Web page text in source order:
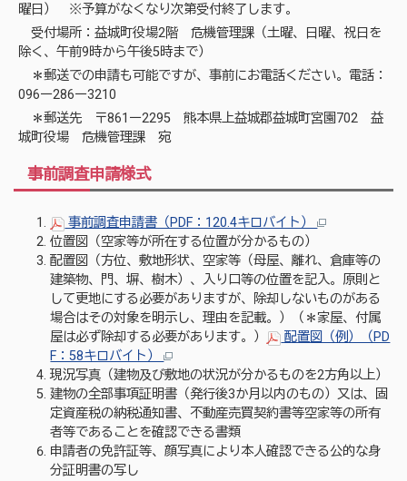
曜日） ※予算がなくなり次第受付終了します。
受付場所：益城町役場2階 危機管理課（土曜、日曜、祝日を
除く、午前9時から午後5時まで）
＊郵送での申請も可能ですが、事前にお電話ください。電話：
096ー286ー3210
＊郵送先 〒861ー2295 熊本県上益城郡益城町宮園702 益
城町役場 危機管理課 宛
事前調査申請様式
事前調査申請書（PDF：120.4キロバイト）
位置図（空家等が所在する位置が分かるもの）
配置図（方位、敷地形状、空家等（母屋、離れ、倉庫等の
建築物、門、塀、樹木）、入り口等の位置を記入。原則と
して更地にする必要がありますが、除却しないものがある
場合はその対象を明示し、理由を記載。）（＊家屋、付属
屋は必ず除却する必要があります。）
配置図（例）（PD
F：58キロバイト）
現況写真（建物及び敷地の状況が分かるものを2方角以上）
建物の全部事項証明書（発行後3か月以内のもの）又は、固
定資産税の納税通知書、不動産売買契約書等空家等の所有
者等であることを確認できる書類
申請者の免許証等、顔写真により本人確認できる公的な身
分証明書の写し